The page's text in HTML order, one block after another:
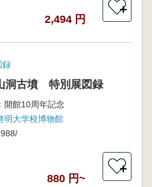
2,494 円
＋
録
洞古墳 特別展図録
開館10周年記念
明大学校博物館
880 円~
＋